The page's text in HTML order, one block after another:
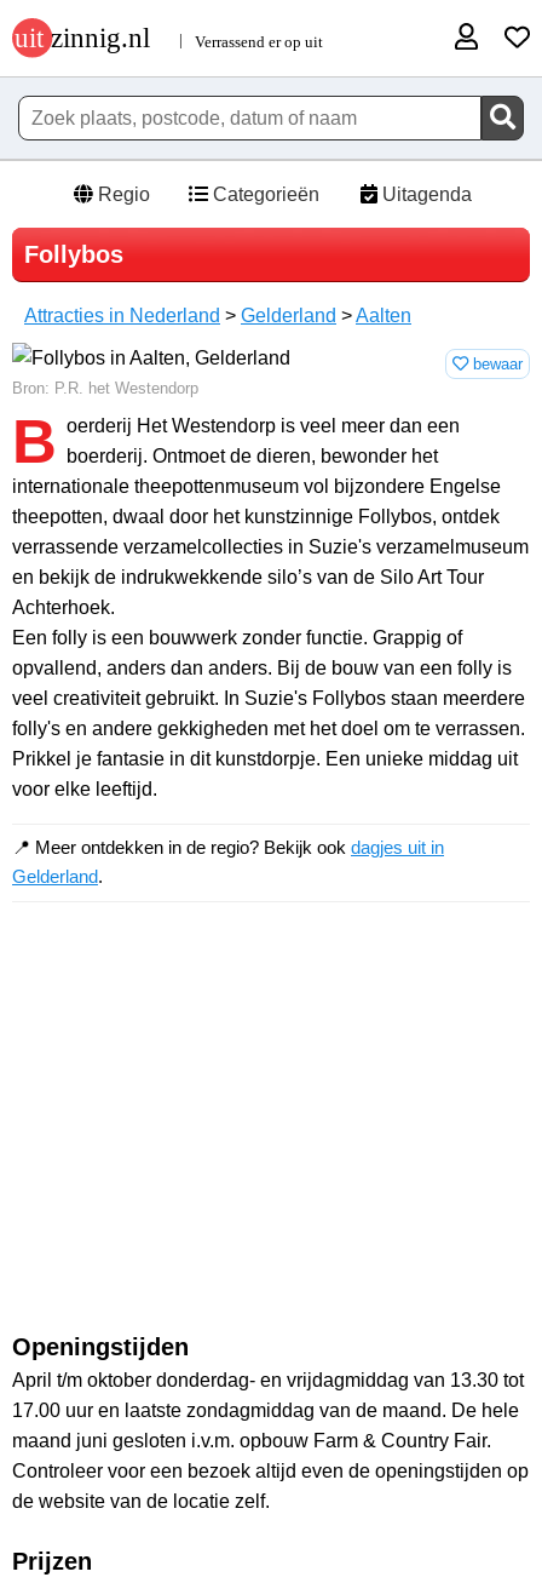
Regio Categorieën Uitagenda
Follybos
Attracties in Nederland > Gelderland >Aalten
bewaar
Bron: P.R. het Westendorp
B oerderij Het Westendorp is veel meer dan een
boerderij. Ontmoet de dieren, bewonder het
internationale theepottenmuseum vol bijzondere Engelse
theepotten, dwaal door het kunstzinnige Follybos, ontdek
verrassende verzamelcollecties in Suzie's verzamelmuseum
en bekijk de indrukwekkende silo’s van de Silo Art Tour
Achterhoek.
Een folly is een bouwwerk zonder functie. Grappig of
opvallend, anders dan anders. Bij de bouw van een folly is
veel creativiteit gebruikt. In Suzie's Follybos staan meerdere
folly's en andere gekkigheden met het doel om te verrassen.
Prikkel je fantasie in dit kunstdorpje. Een unieke middag uit
voor elke leeftijd.
📍 Meer ontdekken in de regio? Bekijk ook dagjes uit in
Gelderland.
Openingstijden
April t/m oktober donderdag- en vrijdagmiddag van 13.30 tot
17.00 uur en laatste zondagmiddag van de maand. De hele
maand juni gesloten i.v.m. opbouw Farm & Country Fair.
Controleer voor een bezoek altijd even de openingstijden op
de website van de locatie zelf.
Prijzen